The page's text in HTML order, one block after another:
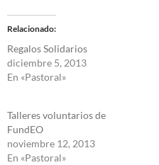
Relacionado
Regalos Solidarios
diciembre 5, 2013
En «Pastoral»
Talleres voluntarios de
FundEO
noviembre 12, 2013
En «Pastoral»